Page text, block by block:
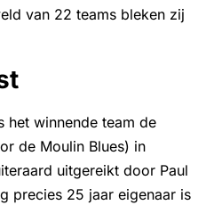
van 22 teams bleken zij
het winnende team de
de Moulin Blues) in
uitgereikt door Paul
precies 25 jaar eigenaar is